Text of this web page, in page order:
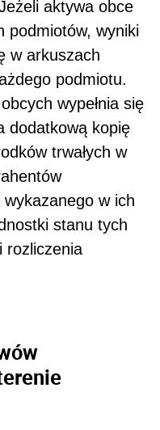
aktywa obce
podmiotów, wyniki
w arkuszach
podmiotu.
wypełnia się
dodatkową kopię
trwałych w
wykazanego w ich
stanu tych
rozliczenia